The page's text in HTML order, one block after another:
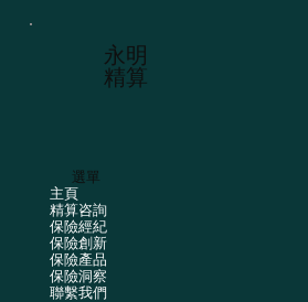
​永明
精算
選單
主頁
精算咨詢
保險經紀
保險創新
保險產品
保險洞察
聯繫我們